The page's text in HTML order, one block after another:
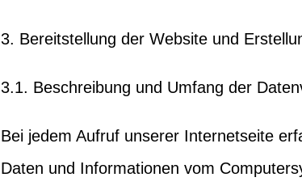
3. Bereitstellung der Website und
3.1. Beschreibung und Umfang der
Bei jedem Aufruf unserer Internetseite
Daten und Informationen vom